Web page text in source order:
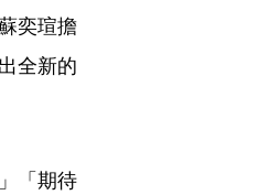
奕瑄擔
全新的
「期待